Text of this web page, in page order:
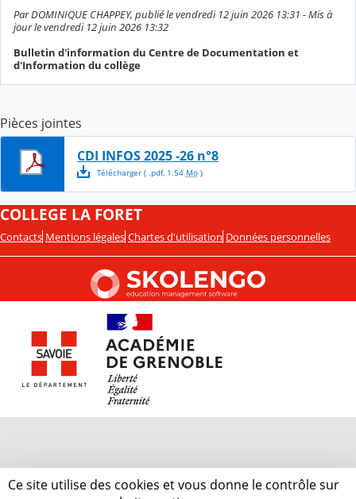
Par DOMINIQUE CHAPPEY, publié le vendredi 12 juin 2026 13:31 - Mis à
jour le vendredi 12 juin 2026 13:32
Bulletin d'information du Centre de Documentation et
d'Information du collège
Pièces jointes
CDI INFOS 2025 -26 n°8
Télécharger( .pdf, 1.54 Mo)
COLLEGE LA FORET
Contacts Mentions légales Chartes d'utilisation Données personnelles
Ce site utilise des cookies et vous donne le contrôle sur